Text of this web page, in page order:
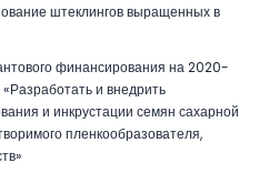
штеклингов выращенных в
финансирования на 2020-
и внедрить
и инкрустации семян сахарной
пленкообразователя,